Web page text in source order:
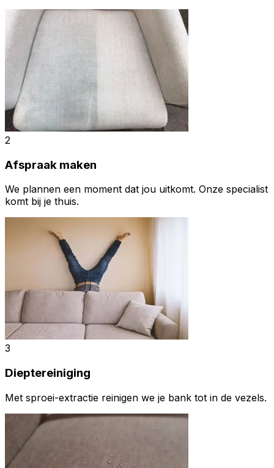
2
Afspraak maken
We plannen een moment dat jou uitkomt. Onze specialist
komt bij je thuis.
3
Dieptereiniging
Met sproei-extractie reinigen we je bank tot in de vezels.